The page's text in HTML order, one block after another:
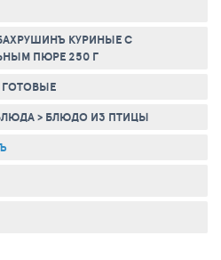
КУРИНЫЕ С
ПЮРЕ 250 Г
> БЛЮДО ИЗ ПТИЦЫ